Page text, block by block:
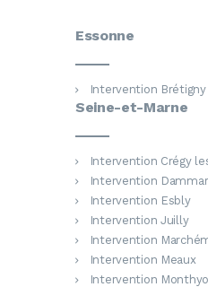
Essonne
Intervention Brétigny
Seine-et-Marne
Intervention Crégy
Intervention
Intervention Esbly
Intervention Juilly
Intervention
Intervention Meaux
Intervention